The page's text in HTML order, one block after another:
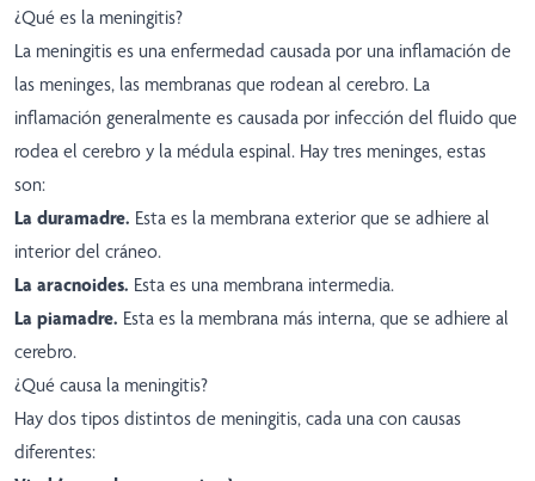
¿Qué es la meningitis?
La meningitis es una enfermedad causada por una inflamación de
las meninges, las membranas que rodean al cerebro. La
inflamación generalmente es causada por infección del fluido que
rodea el cerebro y la médula espinal. Hay tres meninges, estas
son:
La duramadre. Esta es la membrana exterior que se adhiere al
interior del cráneo.
La aracnoides. Esta es una membrana intermedia.
La piamadre. Esta es la membrana más interna, que se adhiere al
cerebro.
¿Qué causa la meningitis?
Hay dos tipos distintos de meningitis, cada una con causas
diferentes: